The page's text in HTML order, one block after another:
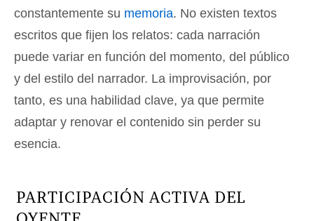
constantemente su memoria. No existen textos
escritos que fijen los relatos: cada narración
puede variar en función del momento, del público
y del estilo del narrador. La improvisación, por
tanto, es una habilidad clave, ya que permite
adaptar y renovar el contenido sin perder su
esencia.
PARTICIPACIÓN ACTIVA DEL